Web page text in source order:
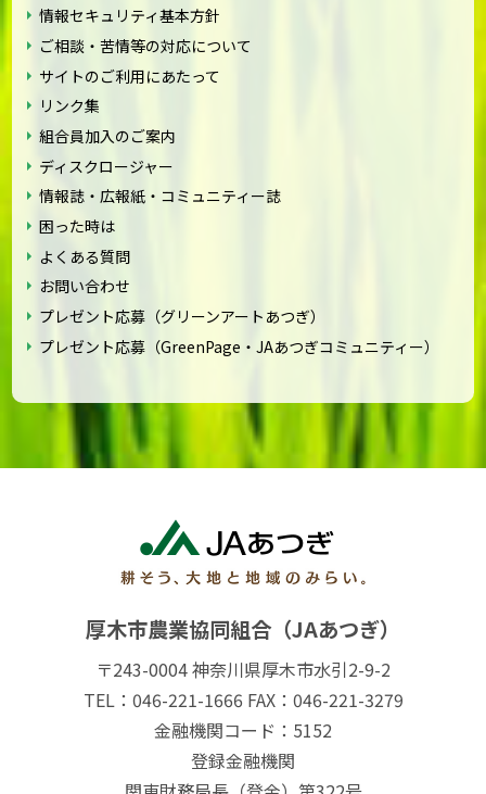
情報セキュリティ基本方針
ご相談・苦情等の対応について
サイトのご利用にあたって
リンク集
組合員加入のご案内
ディスクロージャー
情報誌・広報紙・コミュニティー誌
困った時は
よくある質問
お問い合わせ
プレゼント応募（グリーンアートあつぎ）
プレゼント応募（GreenPage・JAあつぎコミュニティー）
厚木市農業協同組合（JAあつぎ）
〒243-0004 神奈川県厚木市水引2-9-2
TEL：046-221-1666 FAX：046-221-3279
金融機関コード：5152
登録金融機関